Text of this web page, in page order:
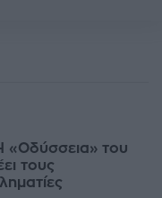
«Οδύσσεια» του
τους